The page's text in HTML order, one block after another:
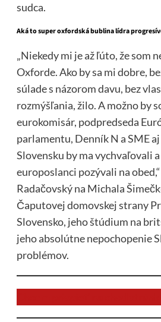
sudca.
Aká to super oxfordská bublina lídra
„Niekedy mi je až ľúto, že som
Oxforde. Ako by sa mi dobre,
súlade s názorom davu, bez
rozmýšľania, žilo. A možno by
eurokomisár, podpredseda
parlamentu, Denník N a SME
Slovensku by ma vychvaľovali
europoslanci pozývali na
Radačovský na Michala
Čaputovej domovskej strany
Slovensko, jeho štúdium na
jeho absolútne nepochopenie
problémov.